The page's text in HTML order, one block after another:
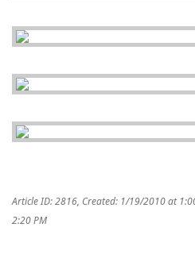
Article ID: 2816 Created: 1/19/2010 at
2:20 PM